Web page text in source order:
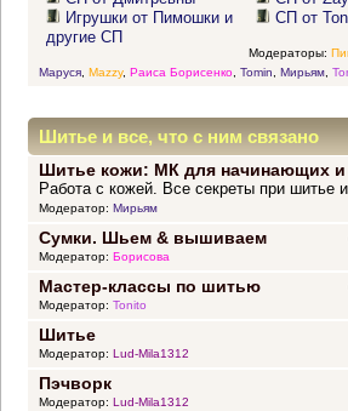
Игрушки от Пимошки и
другие СП
СП от
Модераторы:
Маруся, Mazzy, Раиса Борисенко, Tomin Мирьям,
Шитье и все, что с ним связано
Шитье кожи: МК для начинающих
Работа с кожей. Все секреты при шитье
Модератор: Мирьям
Сумки. Шьем & вышиваем
Модератор: Борисова
Мастер-классы по шитью
Модератор: Tonito
Шитье
Модератор: Lud-Mila1312
Пэчворк
Модератор: Lud-Mila1312